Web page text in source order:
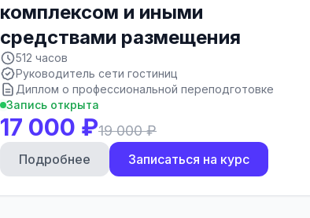
комплексом и иными
средствами размещения
512 часов
Руководитель сети гостиниц
Диплом о профессиональной переподготовке
Запись открыта
17 000 ₽19 000 ₽
Подробнее Записаться на курс